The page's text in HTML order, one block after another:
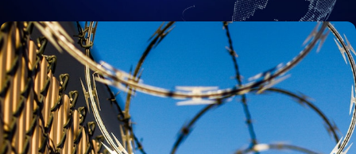
INTERNET YA Soluciones Web el 10 abril, 2021